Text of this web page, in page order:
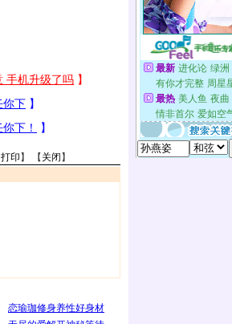
打印 】 【 关闭 】